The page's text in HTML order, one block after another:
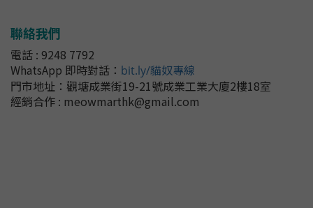
聯絡我們
電話 : 9248 7792
WhatsApp 即時對話 ： bit.ly/貓奴專線
門市地址： 觀塘成業街19-21號成業工業大廈2樓18室
經銷合作 : meowmarthk@gmail.com